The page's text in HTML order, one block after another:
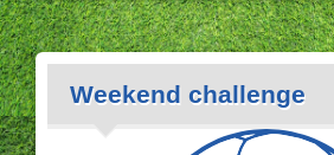
Weekend challenge